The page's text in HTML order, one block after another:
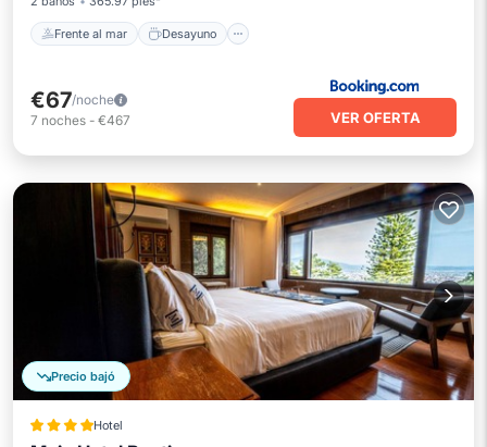
Frente al mar Desayuno
€67/noche
7 noches - €467 VER OFERTA
Precio bajó
Hotel